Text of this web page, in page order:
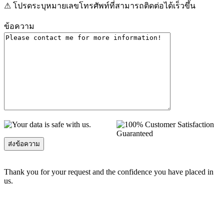
⚠ โปรดระบุหมายเลขโทรศัพท์ที่สามารถติดต่อได้เร็วขึ้น
ข้อความ
Thank you for your request and the confidence you have placed in
us.